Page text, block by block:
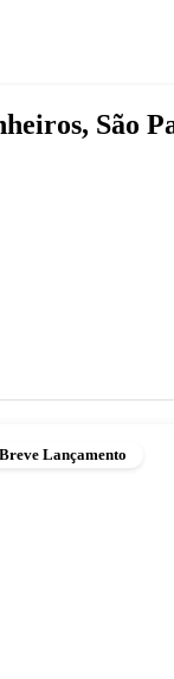
São
Breve Lançamento